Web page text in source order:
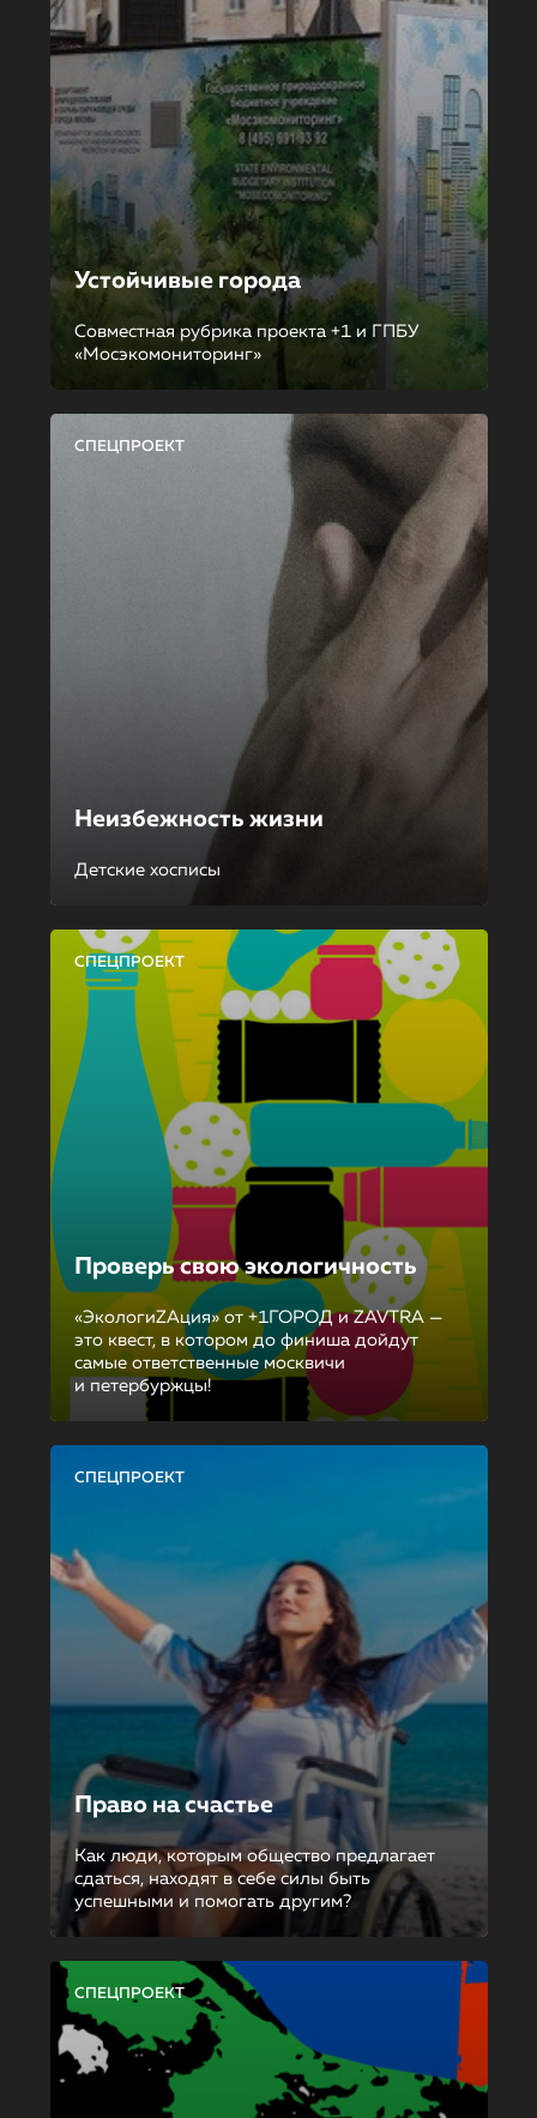
Устойчивые города
Совместная рубрика проекта +1 и ГПБУ
«Мосэкомониторинг»
СПЕЦПРОЕКТ
Неизбежность жизни
Детские хосписы
СПЕЦПРОЕКТ
Проверь свою экологичность
«ЭкологиZAция» от +1ГОРОД и ZAVTRA —
это квест, в котором до финиша дойдут
самые ответственные москвичи
и петербуржцы!
СПЕЦПРОЕКТ
Право на счастье
Как люди, которым общество предлагает
сдаться, находят в себе силы быть
успешными и помогать другим?
СПЕЦПРОЕКТ